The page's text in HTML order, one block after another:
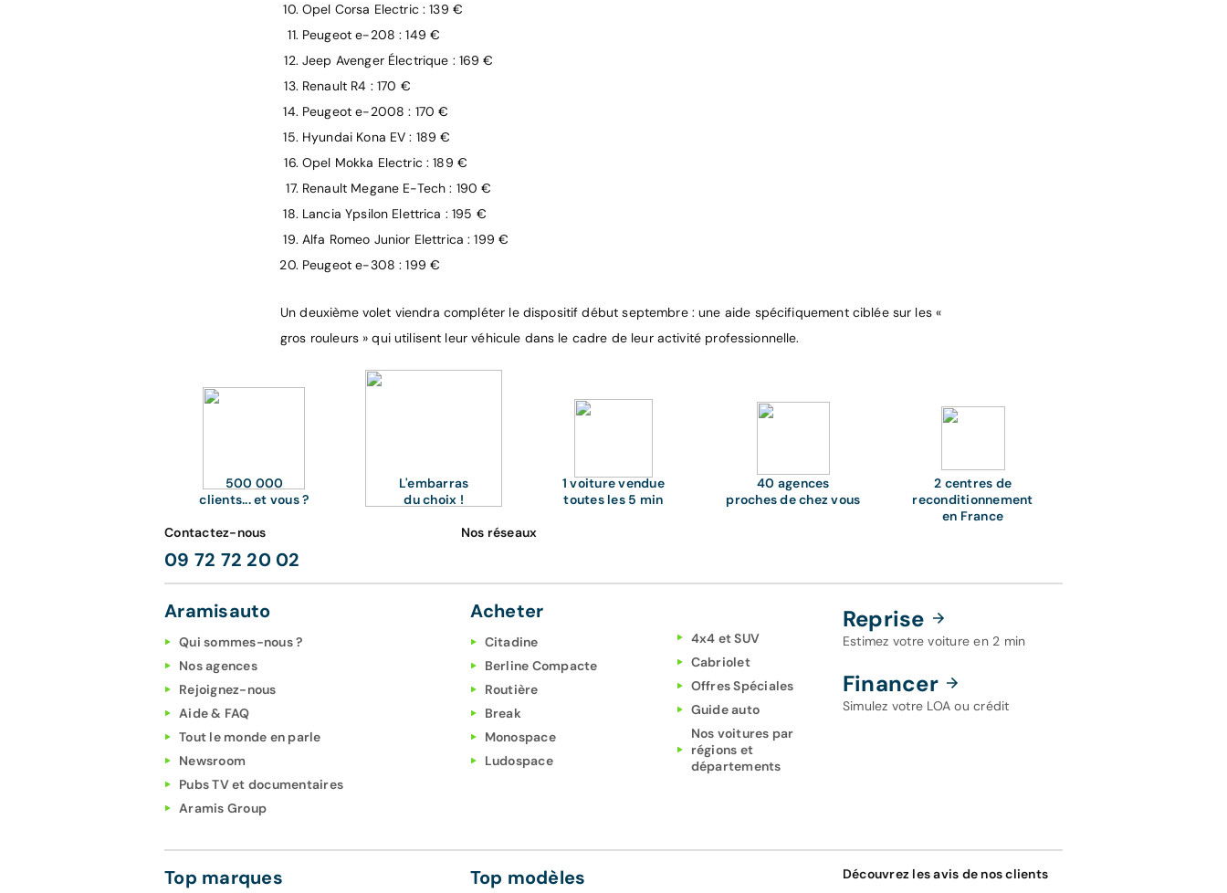
Opel Corsa Electric : 139 €
Peugeot e-208 : 149 €
Jeep Avenger Électrique : 169 €
Renault R4 : 170 €
Peugeot e-2008 : 170 €
Hyundai Kona EV : 189 €
Opel Mokka Electric : 189 €
Renault Megane E-Tech : 190 €
Lancia Ypsilon Elettrica : 195 €
Alfa Romeo Junior Elettrica : 199 €
Peugeot e-308 : 199 €
Un deuxième volet viendra compléter le dispositif début septembre : une aide spécifiquement ciblée sur les «
gros rouleurs » qui utilisent leur véhicule dans le cadre de leur activité professionnelle.
500 000
clients... et vous ?
L'embarras
du choix !
1 voiture vendue
toutes les 5 min
40 agences
proches de chez vous
2 centres de
reconditionnement
en France
Contactez-nous
09 72 72 20 02
Nos réseaux
Aramisauto
Qui sommes-nous ?
Nos agences
Rejoignez-nous
Aide & FAQ
Tout le monde en parle
Newsroom
Pubs TV et documentaires
Aramis Group
Acheter
Citadine
Berline Compacte
Routière
Break
Monospace
Ludospace
4x4 et SUV
Cabriolet
Offres Spéciales
Guide auto
Nos voitures par
régions et
départements
Reprise
Estimez votre voiture en 2 min
Financer
Simulez votre LOA ou crédit
Top marques Top modèles Découvrez les avis de nos clients